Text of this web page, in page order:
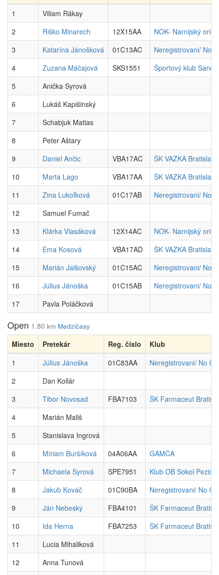
1
Viliam Rákay
2
Riško Minarech 12X15AA
NOK- Narnijský
3
Katarína Jánošková 01C13AC
Neregistrovani/ No
4
Zuzana Máčajová SKS1551
Športový klub
5
Anička Syrová
6
Lukáš Kapišinský
7
Schabjuk Matias
8
Peter Aštary
9
Daniel Ančic VBA17AC
ŠK VAZKA Bratislava
10
Marta Lago VBA17AA
ŠK VAZKA Bratislava
11
Zina Lukoťková 01C17AB
Neregistrovani/ No
12
Samuel Fumač
13
Klárka Vlasáková 12X14AC
NOK- Narnijský
14
Ema Kosová VBA17AD
ŠK VAZKA Bratislava
15
Marián Jalšovský 01C15AC
Neregistrovani/ No
16
Július Jánoška 01C15AB
Neregistrovani/ No
17
Pavla Poláčková
Open 1.80 km Medzičasy
Miesto Pretekár Reg. číslo
Klub
1
Július Jánoška 01C83AA
Neregistrovani/ No
2
Dan Kollár
3
Tibor Novosad FBA7103
ŠK Farmaceut
4
Marián Mališ
5
Stanislava Ingrová
6
Míriam Buršíková 04A06AA
GAMČA
7
Michaela Syrová SPE7951
Klub OB Sokol
8
Jakub Kováč 01C90BA
Neregistrovani/ No
9
Ján Nebeský FBA4101
ŠK Farmaceut
10
Ida Herna FBA7253
ŠK Farmaceut
11
Lucia Mihaliková
12
Anna Tunová